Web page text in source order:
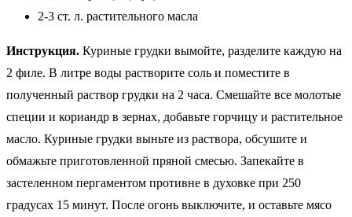
2-3 ст. л. растительного масла
Инструкция. Куриные грудки вымойте, разделите каждую на
2 филе. В литре воды растворите соль и поместите в
полученный раствор грудки на 2 часа. Смешайте все молотые
специи и кориандр в зернах, добавьте горчицу и растительное
масло. Куриные грудки выньте из раствора, обсушите и
обмажьте приготовленной пряной смесью. Запекайте в
застеленном пергаментом противне в духовке при 250
градусах 15 минут. После огонь выключите, и оставьте мясо